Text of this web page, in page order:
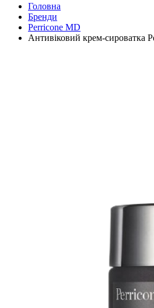
Головна
Бренди
Perricone MD
Антивіковий крем-сироватка